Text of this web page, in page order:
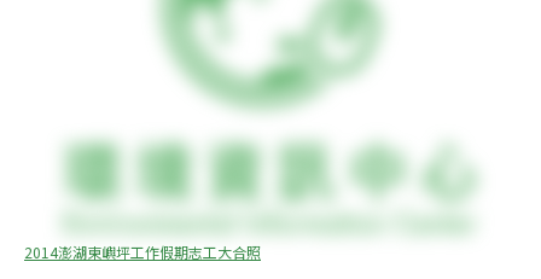
2014澎湖東嶼坪工作假期志工大合照